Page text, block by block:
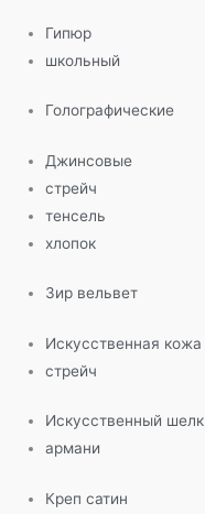
Гипюр
школьный
Голографические
Джинсовые
стрейч
тенсель
хлопок
Зир вельвет
Искусственная кожа
стрейч
Искусственный шелк
армани
Креп сатин